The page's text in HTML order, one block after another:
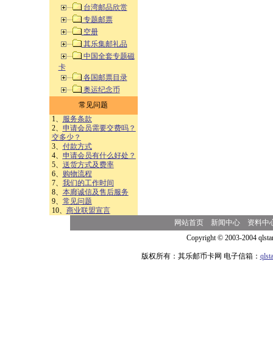
台湾邮品欣赏
专题邮票
空册
其乐集邮礼品
中国全套专题磁
卡
各国邮票目录
奥运纪念币
常见问题
1、
服务条款
2、 申请会员需要交费吗？
交多少？
3、 付款方式
4、 申请会员有什么好处？
5、 送货方式及费率
6、
购物流程
7、 我们的工作时间
8、 本廊诚信及售后服务
9、 常见问题
10、 商业联盟宣言
网站首页 新闻中心
资料中
Copyright © 2003-2004
版权所有：其乐邮币卡网 电子信箱：